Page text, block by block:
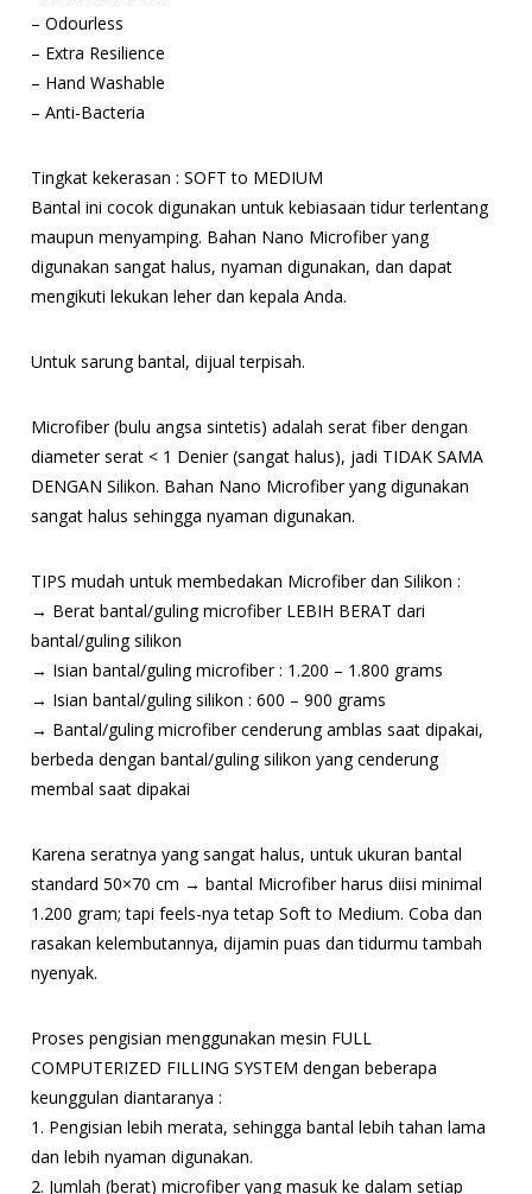
– Odourless
– Extra Resilience
– Hand Washable
– Anti-Bacteria
Tingkat kekerasan : SOFT to MEDIUM
Bantal ini cocok digunakan untuk kebiasaan tidur terlentang
maupun menyamping. Bahan Nano Microfiber yang
digunakan sangat halus, nyaman digunakan, dan dapat
mengikuti lekukan leher dan kepala Anda.
Untuk sarung bantal, dijual terpisah.
Microfiber (bulu angsa sintetis) adalah serat fiber dengan
diameter serat < 1 Denier (sangat halus), jadi TIDAK SAMA
DENGAN Silikon. Bahan Nano Microfiber yang digunakan
sangat halus sehingga nyaman digunakan.
TIPS mudah untuk membedakan Microfiber dan Silikon :
→ Berat bantal/guling microfiber LEBIH BERAT dari
bantal/guling silikon
→ Isian bantal/guling microfiber : 1.200 – 1.800 grams
→ Isian bantal/guling silikon : 600 – 900 grams
→ Bantal/guling microfiber cenderung amblas saat dipakai,
berbeda dengan bantal/guling silikon yang cenderung
membal saat dipakai
Karena seratnya yang sangat halus, untuk ukuran bantal
standard 50×70 cm → bantal Microfiber harus diisi minimal
1.200 gram; tapi feels-nya tetap Soft to Medium. Coba dan
rasakan kelembutannya, dijamin puas dan tidurmu tambah
nyenyak.
Proses pengisian menggunakan mesin FULL
COMPUTERIZED FILLING SYSTEM dengan beberapa
keunggulan diantaranya :
1. Pengisian lebih merata, sehingga bantal lebih tahan lama
dan lebih nyaman digunakan.
2. Jumlah (berat) microfiber yang masuk ke dalam setiap